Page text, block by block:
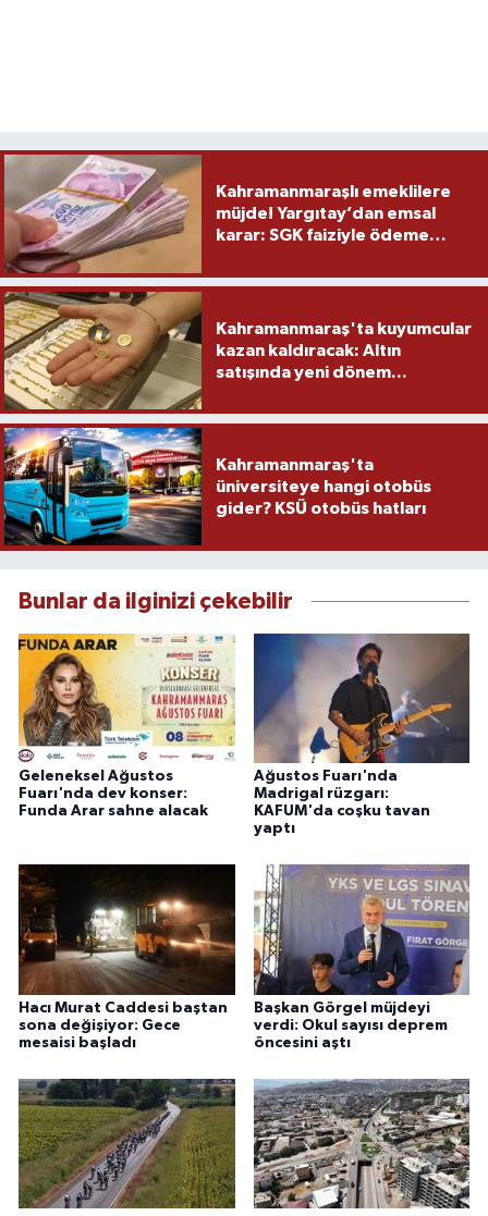
Kahramanmaraşlı emeklilere
müjde! Yargıtay’dan emsal
karar: SGK faiziyle ödeme
Kahramanmaraş'ta kuyumcular
kazan kaldıracak: Altın
satışında yeni dönem...
Kahramanmaraş'ta
üniversiteye hangi otobüs
gider? KSÜ otobüs hatları
Bunlar da ilginizi çekebilir
Geleneksel Ağustos
Fuarı'nda dev konser:
Funda Arar sahne alacak
Ağustos Fuarı'nda
Madrigal rüzgarı:
KAFUM'da coşku tavan
yaptı
Hacı Murat Caddesi baştan
sona değişiyor: Gece
mesaisi başladı
Başkan Görgel müjdeyi
verdi: Okul sayısı deprem
öncesini aştı